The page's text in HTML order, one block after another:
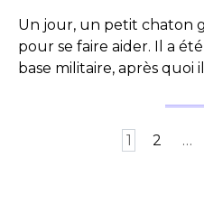
Un jour, un petit chaton
pour se faire aider. Il a
base militaire, après quoi
1 2 …